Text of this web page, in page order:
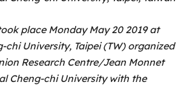
place Monday May 20 2019 at
chi University, Taipei (TW) organized
Research Centre/Jean Monnet
Cheng-chi University with the